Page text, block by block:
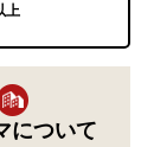
上
について